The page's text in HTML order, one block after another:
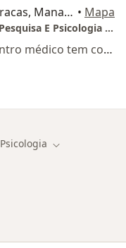
R. Pará, 161 - Nossa Sra. das Gracas, Manaus • Mapa
Ceppam - Centro de Estudos Em Pesquisa E Psicologia Do Amazonas
Nenhum profissional neste centro médico tem consultas disponíveis
Psicologia Mudar de